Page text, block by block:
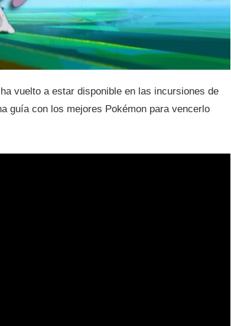
vuelto a estar disponible en las incursiones de
guía con los mejores Pokémon para vencerlo